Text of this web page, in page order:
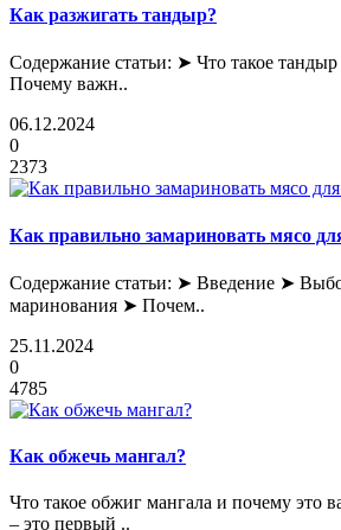
Как разжигать тандыр?
Содержание статьи: ➤ Что такое
Почему важн..
06.12.2024
0
2373
Как правильно замариновать мясо
Содержание статьи: ➤ Введение ➤
маринования ➤ Почем..
25.11.2024
0
4785
Как обжечь мангал?
Что такое обжиг мангала и почему это
– это первый ..